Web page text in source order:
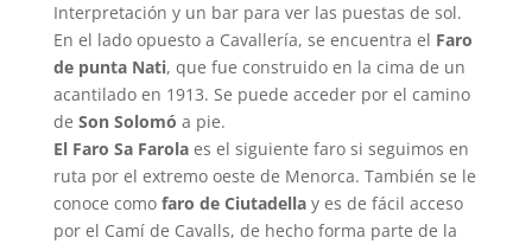
Interpretación y un bar para ver las puestas de sol.
En el lado opuesto a Cavallería, se encuentra el Faro
de punta Nati, que fue construido en la cima de un
acantilado en 1913. Se puede acceder por el camino
de Son Solomó a pie.
El Faro Sa Farolaes el siguiente faro si seguimos en
ruta por el extremo oeste de Menorca. También se le
conoce como faro de Ciutadellay es de fácil acceso
por el Camí de Cavalls, de hecho forma parte de la